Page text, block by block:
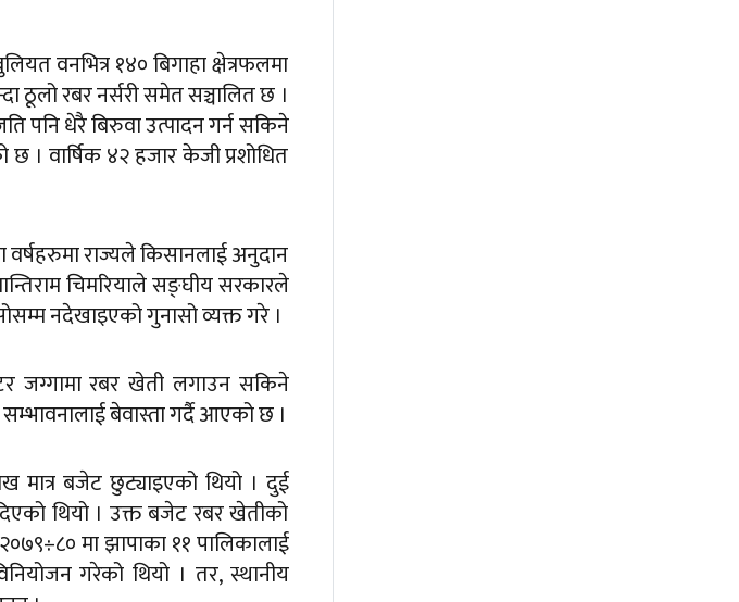
वनभित्र १४० बिगाहा क्षेत्रफलमा
ठूलो रबर नर्सरी समेत सञ्चालित छ ।
पनि धेरै बिरुवा उत्पादन गर्न सकिने
छ । वार्षिक ४२ हजार केजी प्रशोधित
राज्यले किसानलाई अनुदान
चिमरियाले सङ्घीय सरकारले
नदेखाइएको गुनासो व्यक्त गरे ।
जग्गामा रबर खेती लगाउन सकिने
बेवास्ता गर्दै आएको छ ।
मात्र बजेट छुट्याइएको थियो । दुई
थियो । उक्त बजेट रबर खेतीको
मा झापाका ११ पालिकालाई
गरेको थियो । तर, स्थानीय